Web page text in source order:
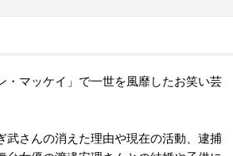
・マッケイ」で一世を風靡したお笑い芸
武さんの消えた理由や現在の活動、逮捕